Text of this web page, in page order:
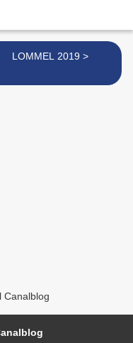
LOMMEL 2019 >
Canalblog